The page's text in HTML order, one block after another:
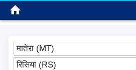
मातेरा (MT)
रिसिया (RS)